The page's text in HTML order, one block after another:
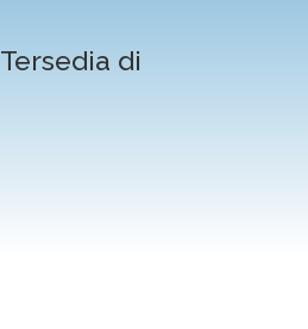
Tersedia di